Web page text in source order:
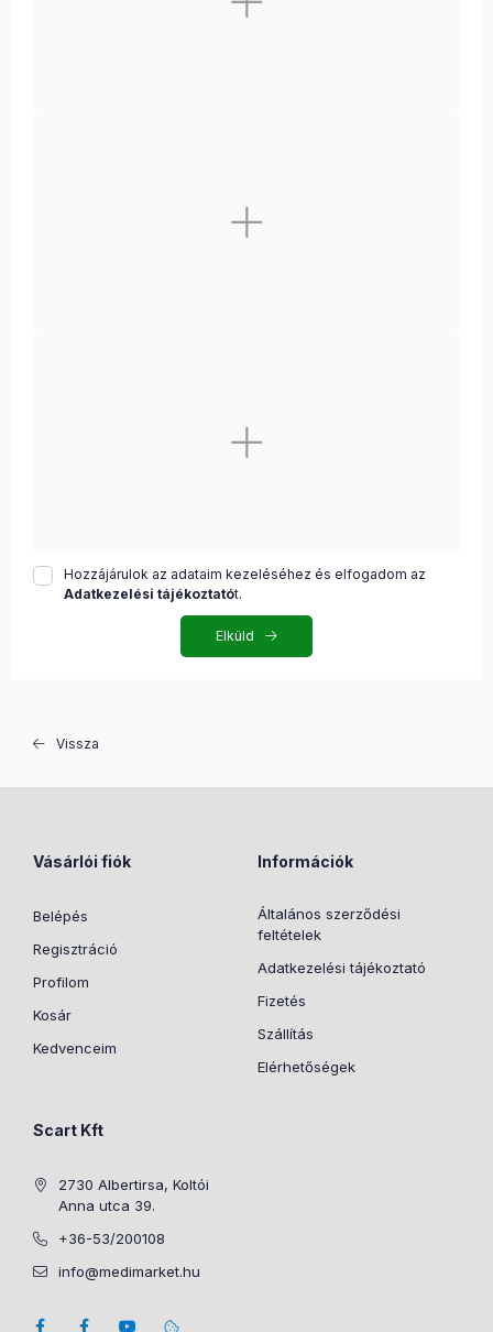
Hozzájárulok az adataim kezeléséhez és elfogadom az
Adatkezelési tájékoztatót.
Elküld
Vissza
Vásárlói fiók
Belépés
Regisztráció
Profilom
Kosár
Kedvenceim
Információk
Általános szerződési
feltételek
Adatkezelési tájékoztató
Fizetés
Szállítás
Elérhetőségek
Scart Kft
2730 Albertirsa, Koltói
Anna utca 39.
+36-53/200108
info@medimarket.hu